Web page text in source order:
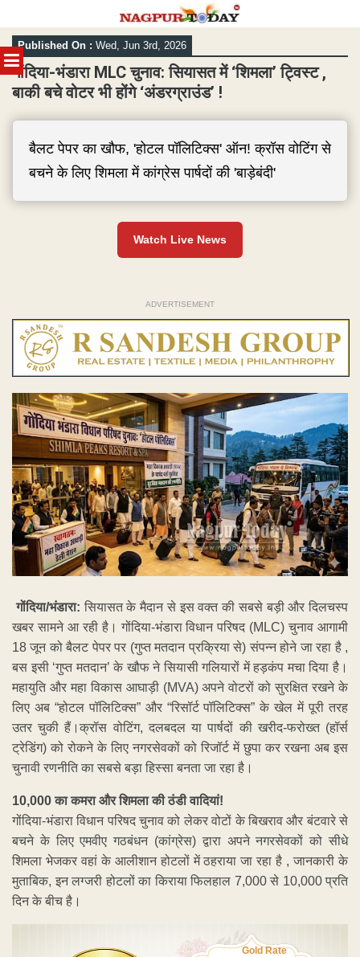
MENU
Skip
to
content
Published On : Wed, Jun 3rd, 2026
गोंदिया-भंडारा MLC चुनाव: सियासत में ‘शिमला’ ट्विस्ट ,
बाकी बचे वोटर भी होंगे ‘अंडरग्राउंड’ !
बैलट पेपर का खौफ, 'होटल पॉलिटिक्स' ऑन! क्रॉस वोटिंग से
बचने के लिए शिमला में कांग्रेस पार्षदों की 'बाड़ेबंदी'
Watch Live News
ADVERTISEMENT
गोंदिया/भंडारा: सियासत के मैदान से इस वक्त की सबसे बड़ी और दिलचस्प
खबर सामने आ रही है। गोंदिया-भंडारा विधान परिषद (MLC) चुनाव आगामी
18 जून को बैलट पेपर पर (गुप्त मतदान प्रक्रिया से) संपन्न होने जा रहा है ,
बस इसी ‘गुप्त मतदान’ के खौफ ने सियासी गलियारों में हड़कंप मचा दिया है।
महायुति और महा विकास आघाड़ी (MVA) अपने वोटरों को सुरक्षित रखने के
लिए अब “होटल पॉलिटिक्स” और “रिसॉर्ट पॉलिटिक्स” के खेल में पूरी तरह
उतर चुकी हैं।​क्रॉस वोटिंग, दलबदल या पार्षदों की खरीद-फरोख्त (हॉर्स
ट्रेडिंग) को रोकने के लिए नगरसेवकों को रिजॉर्ट में छुपा कर रखना अब इस
चुनावी रणनीति का सबसे बड़ा हिस्सा बनता जा रहा है।
10,000 का कमरा और शिमला की ठंडी वादियां!
गोंदिया-भंडारा विधान परिषद चुनाव को लेकर वोटों के बिखराव और बंटवारे से
बचने के लिए एमवीए गठबंधन (कांग्रेस) द्वारा अपने नगरसेवकों को सीधे
शिमला भेजकर वहां के आलीशान होटलों में ठहराया जा रहा है , जानकारी के
मुताबिक, इन लग्जरी होटलों का किराया फिलहाल 7,000 से 10,000 प्रति
दिन के बीच है।
Gold Rate